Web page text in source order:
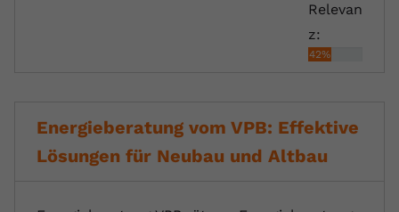
Relevan
z:
42%
Energieberatung vom VPB: Effektive
Lösungen für Neubau und Altbau